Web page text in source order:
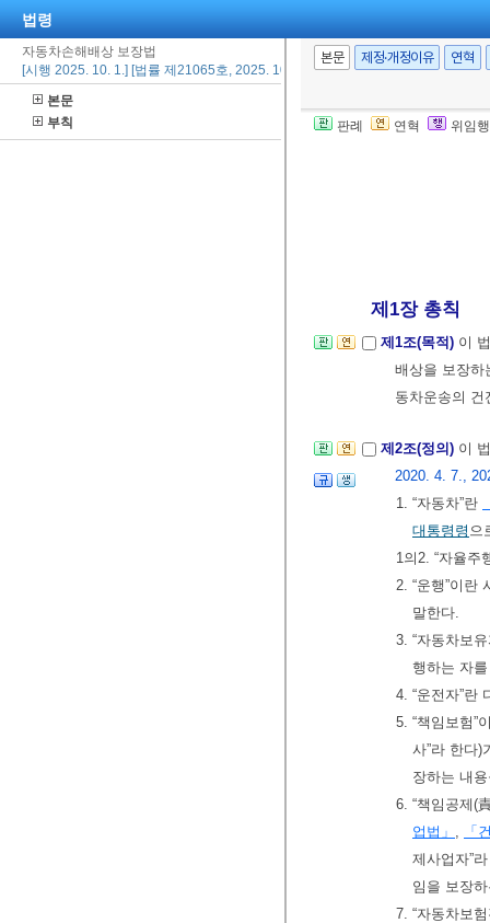
법령
자동차손해배상 보장법
[시행 2025. 10. 1.] [법률 제21065호, 2025. 10. 1., 타법개정]
본문
부칙
본문 제정·개정이유 연혁
판례 연혁 위임
제1장 총칙
제1조(목적) 이
배상을 보장하
동차운송의
제2조(정의) 이
2020. 4. 7.,
1. “자동차”란
대통령령 으
1의2. “자율주
2. “운행”이란
말한다.
3. “자동차보
행하는 자
4. “운전자”란
5. “책임보험”
사”라 한다
장하는 내
6. “책임공제(
업법」 ,
「
제사업자”
임을 보장
7. “자동차보